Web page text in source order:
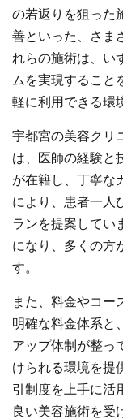
の若返りを狙った
善といった、さま
れらの施術は、い
ムを実現すること
軽に利用できる環
宇都宮の美容クリ
は、医師の経験と
が在籍し、丁寧な
により、患者一人
ランを提案してい
になり、多くの方
す。
また、料金やコー
明確な料金体系と
アップ体制が整っ
けられる環境を提
引制度を上手に活
良い美容施術を受